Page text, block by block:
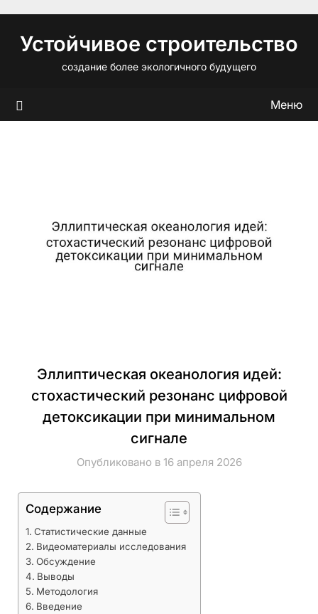
содержимому
Устойчивое строительство
создание более экологичного будущего
Меню
Эллиптическая океанология идей:
стохастический резонанс цифровой
детоксикации при минимальном
сигнале
Опубликовано в 16 апреля 2026
Содержание
Статистические данные
Видеоматериалы исследования
Обсуждение
Выводы
Методология
Введение